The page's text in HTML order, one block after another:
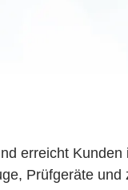
erreicht
Prüfgeräte